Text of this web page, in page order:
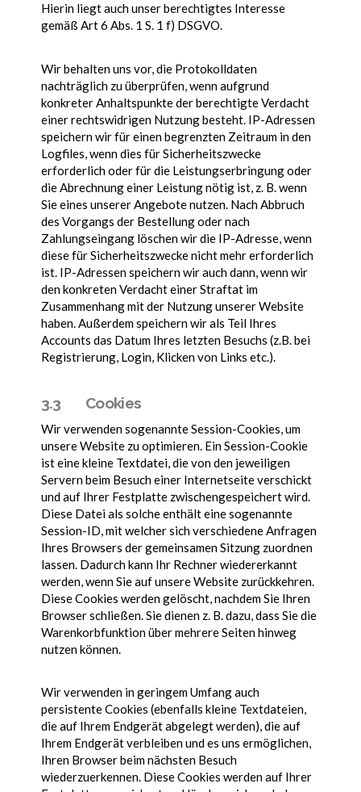
Hierin liegt auch unser berechtigtes Interesse
gemäß Art 6 Abs. 1 S. 1 f) DSGVO.
Wir behalten uns vor, die Protokolldaten
nachträglich zu überprüfen, wenn aufgrund
konkreter Anhaltspunkte der berechtigte Verdacht
einer rechtswidrigen Nutzung besteht. IP-Adressen
speichern wir für einen begrenzten Zeitraum in den
Logfiles, wenn dies für Sicherheitszwecke
erforderlich oder für die Leistungserbringung oder
die Abrechnung einer Leistung nötig ist, z. B. wenn
Sie eines unserer Angebote nutzen. Nach Abbruch
des Vorgangs der Bestellung oder nach
Zahlungseingang löschen wir die IP-Adresse, wenn
diese für Sicherheitszwecke nicht mehr erforderlich
ist. IP-Adressen speichern wir auch dann, wenn wir
den konkreten Verdacht einer Straftat im
Zusammenhang mit der Nutzung unserer Website
haben. Außerdem speichern wir als Teil Ihres
Accounts das Datum Ihres letzten Besuchs (z.B. bei
Registrierung, Login, Klicken von Links etc.).
3.3 Cookies
Wir verwenden sogenannte Session-Cookies, um
unsere Website zu optimieren. Ein Session-Cookie
ist eine kleine Textdatei, die von den jeweiligen
Servern beim Besuch einer Internetseite verschickt
und auf Ihrer Festplatte zwischengespeichert wird.
Diese Datei als solche enthält eine sogenannte
Session-ID, mit welcher sich verschiedene Anfragen
Ihres Browsers der gemeinsamen Sitzung zuordnen
lassen. Dadurch kann Ihr Rechner wiedererkannt
werden, wenn Sie auf unsere Website zurückkehren.
Diese Cookies werden gelöscht, nachdem Sie Ihren
Browser schließen. Sie dienen z. B. dazu, dass Sie die
Warenkorbfunktion über mehrere Seiten hinweg
nutzen können.
Wir verwenden in geringem Umfang auch
persistente Cookies (ebenfalls kleine Textdateien,
die auf Ihrem Endgerät abgelegt werden), die auf
Ihrem Endgerät verbleiben und es uns ermöglichen,
Ihren Browser beim nächsten Besuch
wiederzuerkennen. Diese Cookies werden auf Ihrer